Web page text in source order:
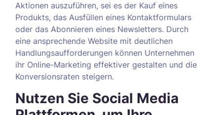
Aktionen auszuführen, sei es der Kauf eines
Produkts, das Ausfüllen eines Kontaktformulars
oder das Abonnieren eines Newsletters. Durch
eine ansprechende Website mit deutlichen
Handlungsaufforderungen können Unternehmen
ihr Online-Marketing effektiver gestalten und die
Konversionsraten steigern.
Nutzen Sie Social Media